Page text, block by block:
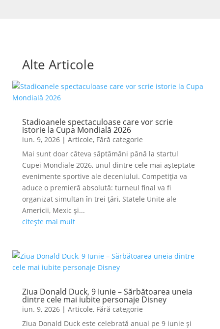
Alte Articole
Stadioanele spectaculoase care vor scrie
istorie la Cupa Mondială 2026
iun. 9, 2026| Articole, Fără categorie
Mai sunt doar câteva săptămâni până la startul
Cupei Mondiale 2026, unul dintre cele mai așteptate
evenimente sportive ale deceniului. Competiția va
aduce o premieră absolută: turneul final va fi
organizat simultan în trei țări, Statele Unite ale
Americii, Mexic și...
citește mai mult
Ziua Donald Duck, 9 Iunie – Sărbătoarea uneia
dintre cele mai iubite personaje Disney
iun. 9, 2026| Articole, Fără categorie
Ziua Donald Duck este celebrată anual pe 9 iunie și